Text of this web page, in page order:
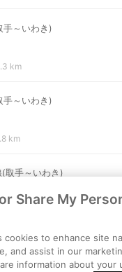
手～いわき)
km
手～いわき)
km
(取手～いわき)
km
Share My
cookies to enhance site
and assist in our
information about your